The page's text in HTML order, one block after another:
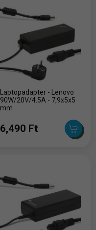
Laptopadapter - Lenovo
90W/20V/4.5A - 7,9x5x5
mm
6,490 Ft